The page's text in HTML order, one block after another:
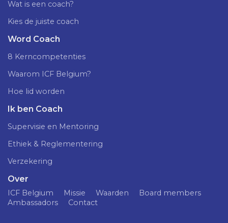
Wat is een coach?
Kies de juiste coach
Word Coach
8 Kerncompetenties
Waarom ICF Belgium?
Hoe lid worden
Ik ben Coach
Supervisie en Mentoring
Ethiek & Reglementering
Verzekering
Over
ICF Belgium Missie Waarden
Board members
Ambassadors
Contact